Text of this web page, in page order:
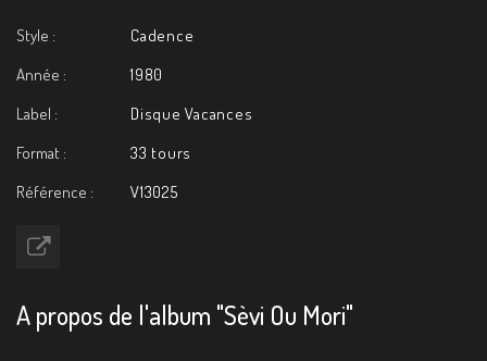
Style :
Cadence
Année :
1980
Label :
Disque Vacances
Format :
33 tours
Référence :
V13025
A propos de l'album "Sèvi Ou Mori"